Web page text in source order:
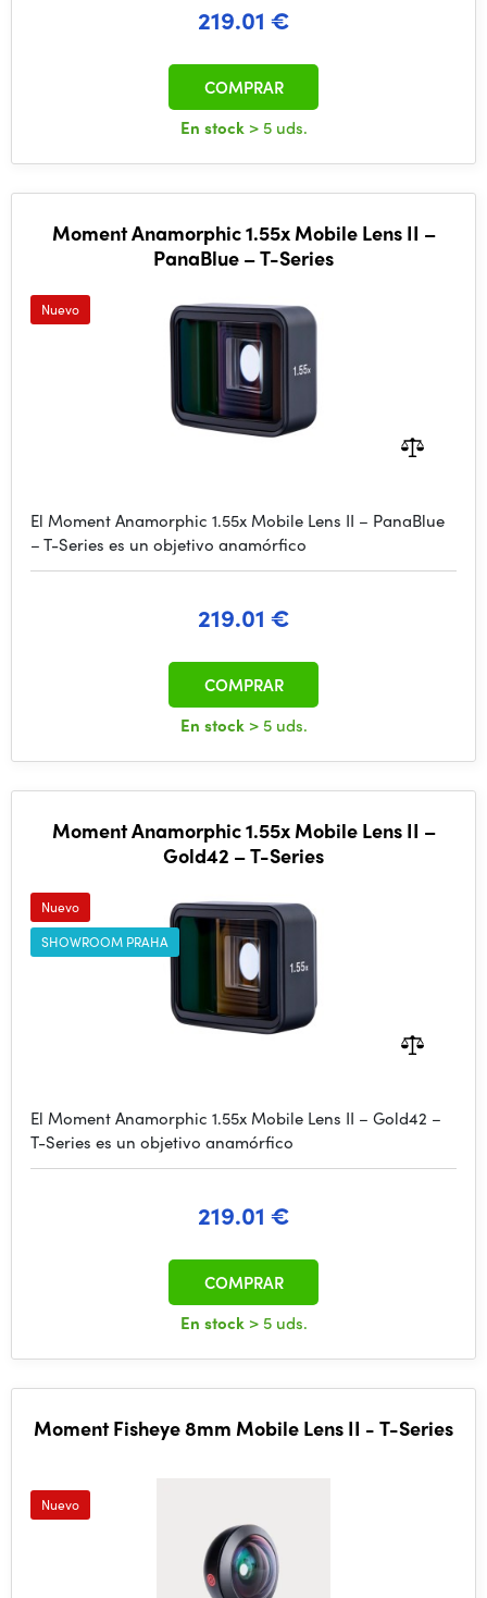
219.01 €
En stock > 5 uds.
COMPRAR
Moment Anamorphic 1.55x Mobile Lens II –
PanaBlue – T-Series
Nuevo
El Moment Anamorphic 1.55x Mobile Lens II – PanaBlue
– T-Series es un objetivo anamórfico
219.01 €
En stock > 5 uds.
COMPRAR
Moment Anamorphic 1.55x Mobile Lens II –
Gold42 – T-Series
Nuevo
SHOWROOM PRAHA
El Moment Anamorphic 1.55x Mobile Lens II – Gold42 –
T-Series es un objetivo anamórfico
219.01 €
En stock > 5 uds.
COMPRAR
Moment Fisheye 8mm Mobile Lens II - T-Series
Nuevo